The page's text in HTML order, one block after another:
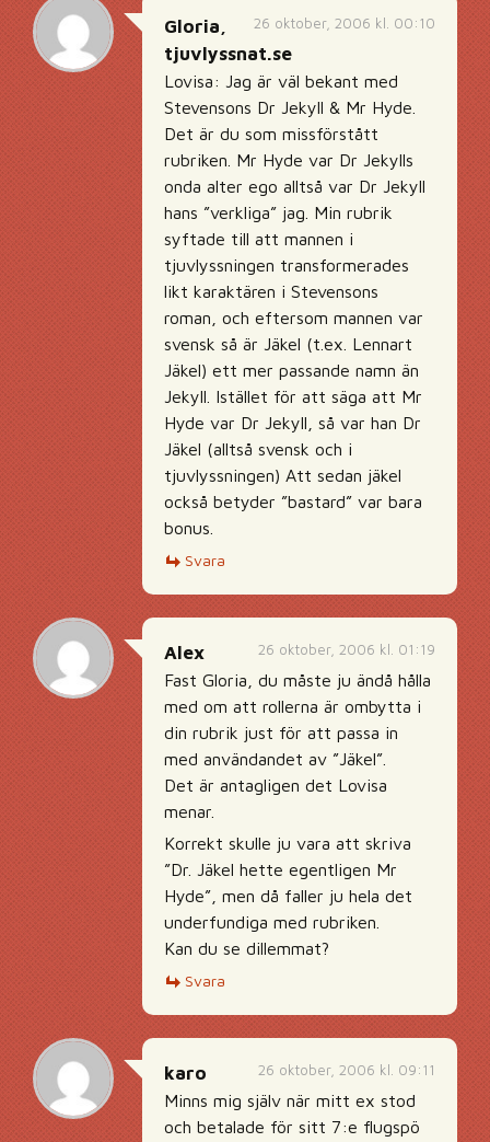
26 oktober, 2006 kl. 00:10
Gloria,
tjuvlyssnat.se
Lovisa: Jag är väl bekant med
Stevensons Dr Jekyll & Mr Hyde.
Det är du som missförstått
rubriken. Mr Hyde var Dr Jekylls
onda alter ego alltså var Dr Jekyll
hans ”verkliga” jag. Min rubrik
syftade till att mannen i
tjuvlyssningen transformerades
likt karaktären i Stevensons
roman, och eftersom mannen var
svensk så är Jäkel (t.ex. Lennart
Jäkel) ett mer passande namn än
Jekyll. Istället för att säga att Mr
Hyde var Dr Jekyll, så var han Dr
Jäkel (alltså svensk och i
tjuvlyssningen) Att sedan jäkel
också betyder ”bastard” var bara
bonus.
Svara
26 oktober, 2006 kl. 01:19
Alex
Fast Gloria, du måste ju ändå hålla
med om att rollerna är ombytta i
din rubrik just för att passa in
med användandet av ”Jäkel”.
Det är antagligen det Lovisa
menar.
Korrekt skulle ju vara att skriva
”Dr. Jäkel hette egentligen Mr
Hyde”, men då faller ju hela det
underfundiga med rubriken.
Kan du se dillemmat?
Svara
26 oktober, 2006 kl. 09:11
karo
Minns mig själv när mitt ex stod
och betalade för sitt 7:e flugspö